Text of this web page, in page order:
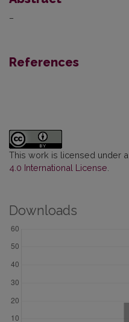
–
References
This work is licensed under a
4.0 International License.
Downloads